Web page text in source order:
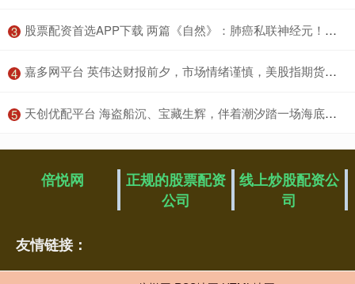
3 ​股票配资首选APP下载 两篇《自然》：肺癌私联神经元！科学家首次发现小细胞肺癌细胞会在脑内与神经元形成突触，借助电信号促进肿瘤生长
4 ​嘉多网平台 英伟达财报前夕，市场情绪谨慎，美股指期货集体转涨，日股债双杀，金银齐涨
5 ​天创优配平台 海盗船沉、宝藏生辉，伴着潮汐踏一场海底探险，加勒比海藏奇观
倍悦网
正规的股票配资
公司
线上炒股配资公
司
友情链接：